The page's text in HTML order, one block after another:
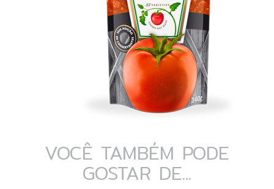
VOCÊ TAMBÉM PODE
GOSTAR DE...